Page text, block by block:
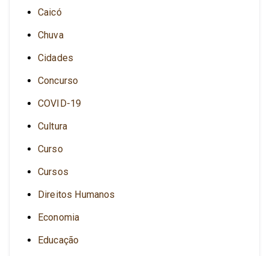
Caicó
Chuva
Cidades
Concurso
COVID-19
Cultura
Curso
Cursos
Direitos Humanos
Economia
Educação